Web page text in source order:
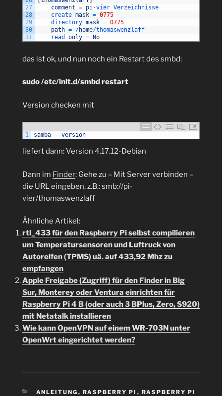
27
28
29
30
31
comment = pi-vier Verzeichnisse
create mask = 0775
directory mask = 0775
path = /home/thomaswenzlaff
read only = No
das ist ok, und nun noch ein Restart des smbd:
sudo /etc/init.d/smbd restart
Version checken mit
1 samba --version
liefert dann: Version 4.17.12-Debian
Dann im Finder: Gehe zu – Mit Server verbinden –
die URL eingeben, z.B.: smb://pi-
vier/thomaswenzlaff
Ähnliche Artikel:
rtl_433 für den Raspberry Pi selbst compilieren
um Temperatursensoren und Luftruck von
Autoreifen (TPMS) uä. auf 433,92 Mhz zu
empfangen
Apple Freigabe (Zugriff) für den Finder in Big
Sur, Monterey oder Ventura einrichten für
Raspberry Pi 4 B (oder auch 3 BPlus, Zero, S920)
mit Netatalk installieren
Wie kann OpenVPN auf einem WR-703N unter
OpenWrt eingerichtet werden?
KATEGORIEN
ANLEITUNG , RASPBERRY PI , RASPBERRY PI